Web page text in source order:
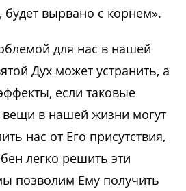
вырвано с корнем».
для нас в нашей
Дух может устранить, а
если таковые
в нашей жизни могут
нас от Его присутствия,
легко решить эти
позволим Ему получить